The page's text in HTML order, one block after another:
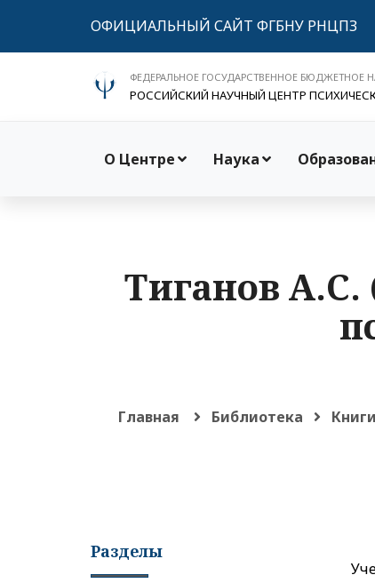
ОФИЦИАЛЬНЫЙ САЙТ ФГБНУ РНЦПЗ
ФЕДЕРАЛЬНОЕ ГОСУДАРСТВЕННОЕ БЮДЖЕТНОЕ
РОССИЙСКИЙ НАУЧНЫЙ ЦЕНТР
О Центре Наука
Тиганов А.С.
Главная Библиотека
Разделы